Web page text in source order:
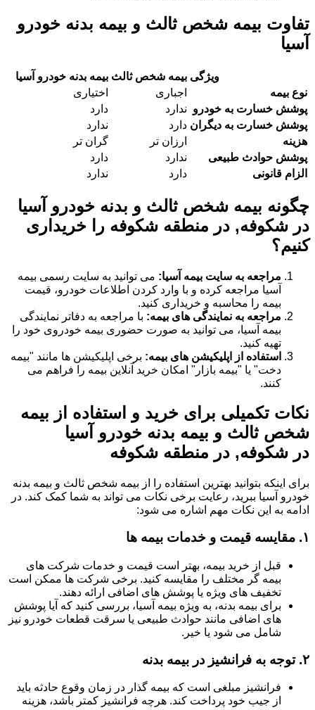
تفاوت بیمه شخص ثالث و بیمه بدنه خودرو
آسیا
ویژگی بیمه شخص ثالث بیمه بدنه خودرو آسیا
نوع بیمه
اجباری
اختیاری
پوشش خسارت به خودرو ندارد
دارد
پوشش خسارت به دیگران دارد
ندارد
هزینه
ارزان تر
گران تر
پوشش حوادث طبیعی
ندارد
دارد
الزام قانونی
دارد ندارد
چگونه بیمه شخص ثالث و بدنه خودرو آسیا
در شکوفه, در منطقه شکوفه را خریداری
کنیم؟
مراجعه به سایت بیمه آسیا: می توانید به سایت رسمی بیمه
آسیا مراجعه کرده و با وارد کردن اطلاعات خودرو، قیمت
بیمه را محاسبه و خریداری کنید.
مراجعه به نمایندگی های بیمه: با مراجعه به دفاتر نمایندگی
بیمه آسیا، می توانید به صورت حضوری بیمه خودروی خود را
تهیه کنید.
استفاده از اپلیکیشن های بیمه: برخی اپلیکیشن ها مانند "بیمه
دخت" یا "بیمه بازار" امکان خرید آنلاین بیمه را فراهم می
کنند.
نکات تکمیلی برای خرید و استفاده از بیمه
شخص ثالث و بیمه بدنه خودرو آسیا
در شکوفه, در منطقه شکوفه
برای اینکه بتوانید بهترین استفاده را از بیمه شخص ثالث و بیمه بدنه
خودرو آسیا ببرید، رعایت برخی نکات می تواند به شما کمک کند. در
ادامه به این نکات مهم اشاره می شود:
۱. مقایسه قیمت و خدمات بیمه ها
قبل از خرید بیمه، بهتر است قیمت و خدمات شرکت های
بیمه گر مختلف را مقایسه کنید. برخی شرکت ها ممکن است
تخفیف های ویژه یا پوشش های اضافی ارائه دهند.
برای بیمه بدنه، به ویژه بیمه آسیا، بررسی کنید که آیا پوشش
های اضافی مانند حوادث طبیعی یا سرقت قطعات خودرو نیز
شامل می شود یا خیر.
۲. توجه به فرانشیز در بیمه بدنه
فرانشیز مبلغی است که بیمه گذار در زمان وقوع حادثه باید
از جیب خود پرداخت کند. هرچه فرانشیز کمتر باشد، هزینه